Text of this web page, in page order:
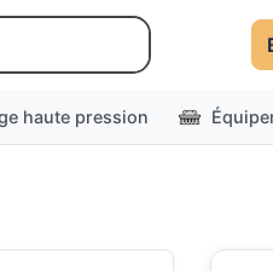
haute pression